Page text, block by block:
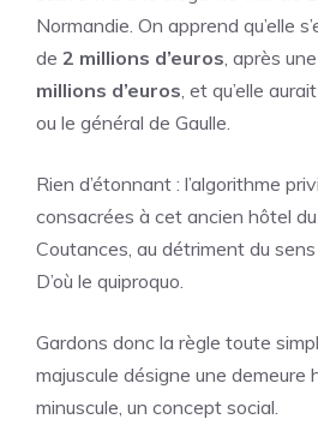
Normandie. On apprend qu’elle
de 2 millions d’euros, après
millions d’euros, et qu’elle
ou le général de Gaulle.
Rien d’étonnant : l’algorithme
consacrées à cet ancien hôtel
Coutances, au détriment du
D’où le quiproquo.
Gardons donc la règle toute
majuscule désigne une demeure
minuscule, un concept social.